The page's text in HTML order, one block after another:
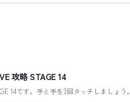
攻略 STAGE 14
14です。手と手を3回タッチしましょ